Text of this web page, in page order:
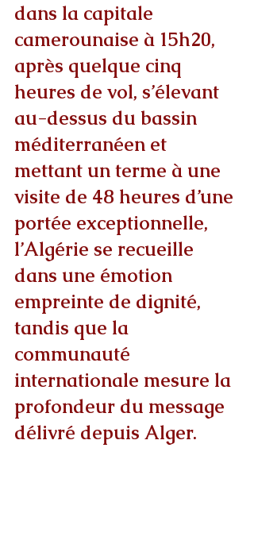
dans la capitale
camerounaise à 15h20,
après quelque cinq
heures de vol, s’élevant
au-dessus du bassin
méditerranéen et
mettant un terme à une
visite de 48 heures d’une
portée exceptionnelle,
l’Algérie se recueille
dans une émotion
empreinte de dignité,
tandis que la
communauté
internationale mesure la
profondeur du message
délivré depuis Alger.